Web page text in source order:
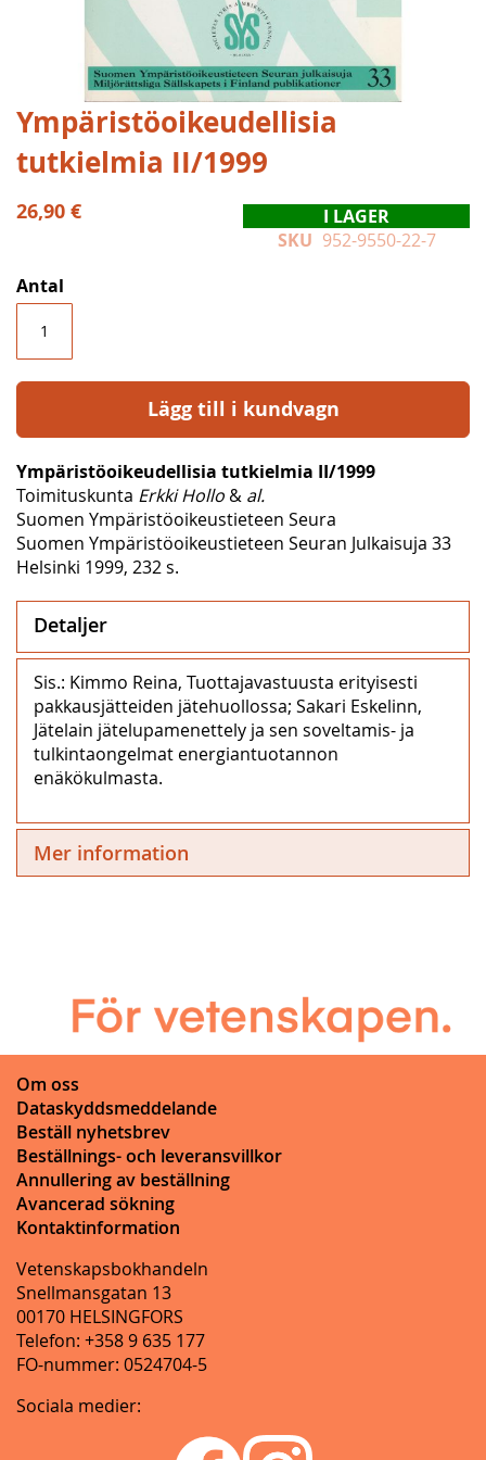
Hoppa
till
början
bildgalleriet
Ympäristöoikeudellisia
tutkielmia II/1999
26,90 €
I LAGER
SKU 952-9550-22-7
Antal
Lägg till i kundvagn
Ympäristöoikeudellisia tutkielmia II/1999
Toimituskunta Erkki Hollo & al.
Suomen Ympäristöoikeustieteen Seura
Suomen Ympäristöoikeustieteen Seuran Julkaisuja 33
Helsinki 1999, 232 s.
Detaljer
Sis.: Kimmo Reina, Tuottajavastuusta erityisesti
pakkausjätteiden jätehuollossa; Sakari Eskelinn,
Jätelain jätelupamenettely ja sen soveltamis- ja
tulkintaongelmat energiantuotannon
enäkökulmasta.
Mer information
Om oss
Dataskyddsmeddelande
Beställ nyhetsbrev
Beställnings- och leveransvillkor
Annullering av beställning
Avancerad sökning
Kontaktinformation
Vetenskapsbokhandeln
Snellmansgatan 13
00170 HELSINGFORS
Telefon: +358 9 635 177
FO-nummer: 0524704-5
Sociala medier: